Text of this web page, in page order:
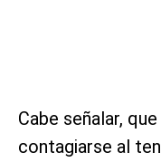
Cabe señalar,
contagiarse al